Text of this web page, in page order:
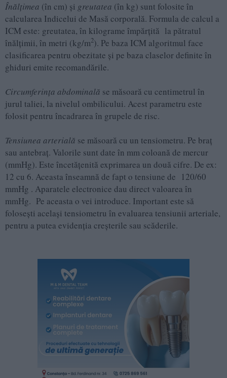
Înălțimea (în cm) și greutatea (în kg) sunt folosite în
calcularea Indicelui de Masă corporală. Formula de calcul a
ICM este: greutatea, în kilograme împărțită la pătratul
înălțimii, în metri (kg/m2). Pe baza ICM algoritmul face
clasificarea pentru obezitate și pe baza claselor definite în
ghiduri emite recomandările.
Circumferința abdominală se măsoară cu centimetrul în
jurul taliei, la nivelul ombilicului. Acest parametru este
folosit pentru încadrarea în grupele de risc.
Tensiunea arterială se măsoară cu un tensiometru. Pe braț
sau antebraț. Valorile sunt date în mm coloană de mercur
(mmHg). Este încetățenită exprimarea un două cifre. De ex:
12 cu 6. Aceasta înseamnă de fapt o tensiune de 120/60
mmHg . Aparatele electronice dau direct valoarea în
mmHg. Pe aceasta o vei introduce. Important este să
folosești același tensiometru în evaluarea tensiunii arteriale,
pentru a putea evidenția creșterile sau scăderile.